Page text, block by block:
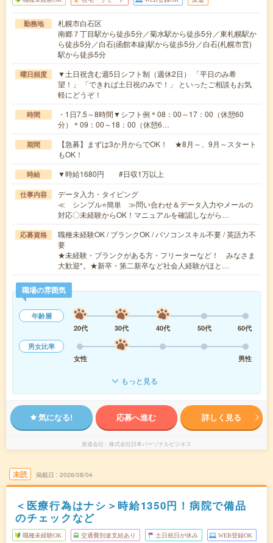
勤務地
札幌市白石区
南郷７丁目駅から徒歩5分／菊水駅から徒歩5分／東札幌駅か
ら徒歩5分／白石(函館本線)駅から徒歩5分／白石(札幌市営)
駅から徒歩5分
曜日頻度
▼土日祝含む週5日シフト制（週休2日） 「平日のみ希
望！」 「できれば土日祝のみで！」 といったご相談もお気
軽にどうぞ！
時間
・1日7.5～8時間▼シフト例＊08：00～17：00（休憩60
分）＊09：00～18：00（休憩6…
期間
【急募】まずは3か月からでOK！ ★8月～、9月～スタート
もOK！
時給 ▼時給1680円 #日収1万以上
仕事内容
データ入力・タイピング
≪ シンプル⭐簡単 ≫問い合わせ＆データ入力やメールの
対応〇未経験からOK！マニュアルを確認しながら…
応募資格
職種未経験OK / ブランクOK / パソコンスキル不要 / 英語力不
要
★未経験・ブランクがある方・フリーターなど！ みなさま
大歓迎*。★新卒・第二新卒など社会人経験がほと…
職場の雰囲気
年齢層
20代
30代 40代 50代
60代
男女比率
女性
男性
もっと見る
気になる! 応募へ進む 詳しく見る
派遣会社 株式会社日本パーソナルビジネス
未読 掲載日 2026/08/04
＜医療行為はナシ＞時給1350円！病院で備品
のチェックなど
職種未経験OK 交通費別途支給あり 土日祝日が休み WEB登録OK